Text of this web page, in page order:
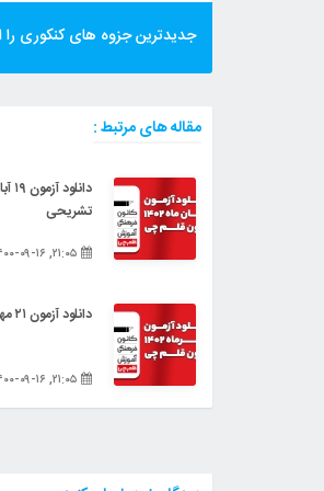
جدیدترین جزوه های کنکوری را
مقاله های مرتبط :
تشریحی
دانلود آزمون ۲۱ مهر ماه ۱۴۰۲ کانون قلمچی + پاسخنامه تشریحی